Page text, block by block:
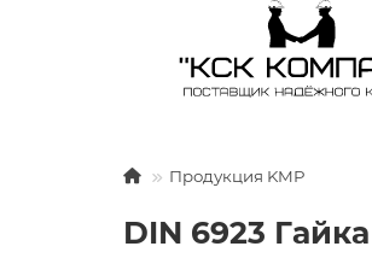
Продукция KMP
DIN 6923